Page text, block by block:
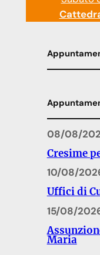
08/08/
Cresime
10/08/
Uffici di
15/08/
Maria